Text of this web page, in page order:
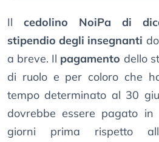
Il cedolino NoiPa di
stipendio degli insegnanti
a breve. Il pagamento dello
di ruolo e per coloro che
tempo determinato al 30
dovrebbe essere pagato in
giorni prima rispetto